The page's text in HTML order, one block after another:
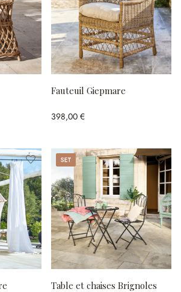
Fauteuil Giepmare
398,00 €
Set
Table et chaises Brignoles